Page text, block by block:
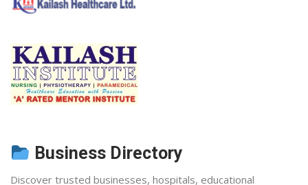
Business Directory
Discover trusted businesses, hospitals, educational